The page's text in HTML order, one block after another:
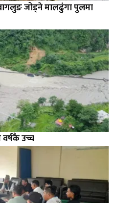
जोड्ने मालढुंगा पुलमा
उच्च